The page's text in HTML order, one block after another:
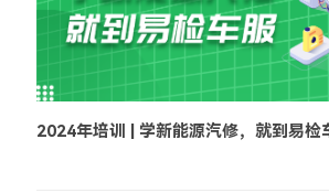
2024年培训 | 学新能源汽修，就到易检